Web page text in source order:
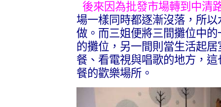
後來因為批發市場轉到中清
場一樣同時都逐漸沒落，所
做。而三姐便將三間攤位中
的攤位，另一間則當生活起
餐、看電視與唱歌的地方，
餐的歡樂場所。